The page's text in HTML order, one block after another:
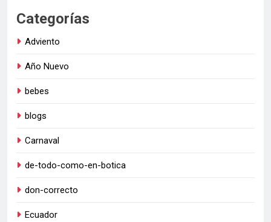
Categorías
Adviento
Año Nuevo
bebes
blogs
Carnaval
de-todo-como-en-botica
don-correcto
Ecuador